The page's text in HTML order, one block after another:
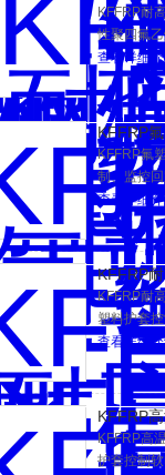
KFFRP耐
性聚四氟
查看详细
KFFRP
KFFRP氟
制、监控
查看详细
KFFRP
KFFRP耐
塑料护套
查看详细
KFFRP
KFFRP高
护套控制